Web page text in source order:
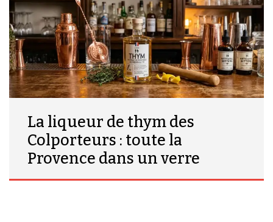
La liqueur de thym des
Colporteurs : toute la
Provence dans un verre